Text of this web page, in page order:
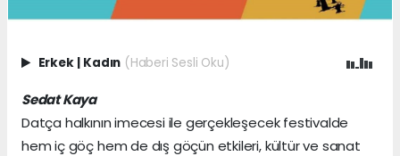
Erkek | Kadın (Haberi Sesli Oku)
Sedat Kaya
Datça halkının imecesi ile gerçekleşecek festivalde
hem iç göç hem de dış göçün etkileri, kültür ve sanat